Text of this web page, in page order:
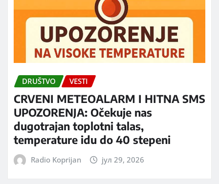
DRUŠTVO VESTI
CRVENI METEOALARM I HITNA SMS
UPOZORENJA: Očekuje nas
dugotrajan toplotni talas,
temperature idu do 40 stepeni
Radio Koprijan јул 29, 2026